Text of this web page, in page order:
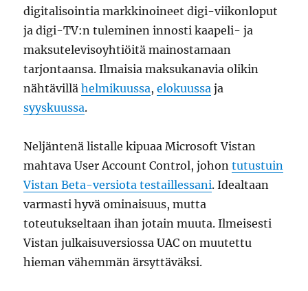
digitalisointia markkinoineet digi-viikonloput
ja digi-TV:n tuleminen innosti kaapeli- ja
maksutelevisoyhtiöitä mainostamaan
tarjontaansa. Ilmaisia maksukanavia olikin
nähtävillähelmikuussa,elokuussa ja
syyskuussa.
Neljäntenä listalle kipuaa Microsoft Vistan
mahtava User Account Control, johontutustuin
Vistan Beta-versiota testaillessani. Idealtaan
varmasti hyvä ominaisuus, mutta
toteutukseltaan ihan jotain muuta. Ilmeisesti
Vistan julkaisuversiossa UAC on muutettu
hieman vähemmän ärsyttäväksi.